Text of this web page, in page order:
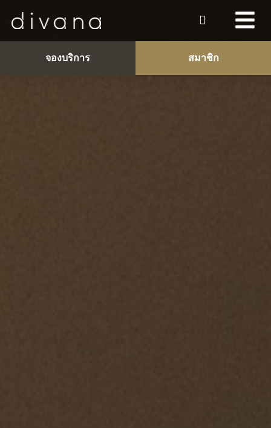
จองบริการ สมาชิก